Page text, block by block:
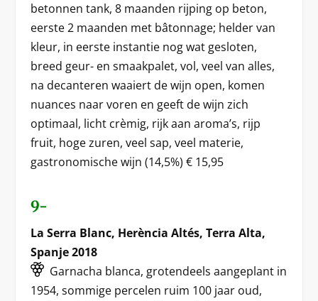
betonnen tank, 8 maanden rijping op beton,
eerste 2 maanden met bâtonnage; helder van
kleur, in eerste instantie nog wat gesloten,
breed geur- en smaakpalet, vol, veel van alles,
na decanteren waaiert de wijn open, komen
nuances naar voren en geeft de wijn zich
optimaal, licht crèmig, rijk aan aroma’s, rijp
fruit, hoge zuren, veel sap, veel materie,
gastronomische wijn (14,5%) € 15,95
9-
La Serra Blanc, Herència Altés, Terra Alta,
Spanje 2018
Garnacha blanca, grotendeels aangeplant in
1954, sommige percelen ruim 100 jaar oud,